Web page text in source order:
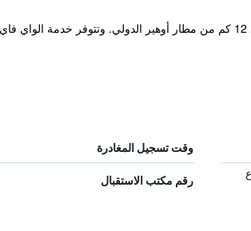
يقع هذا الفندق في غلينفيو في إلينوي على طول الطريق السريع 294، وعلى بعد 12 كم من مطار أوهير
وقت تسجيل المغادرة
رقم مكتب الاستقبال